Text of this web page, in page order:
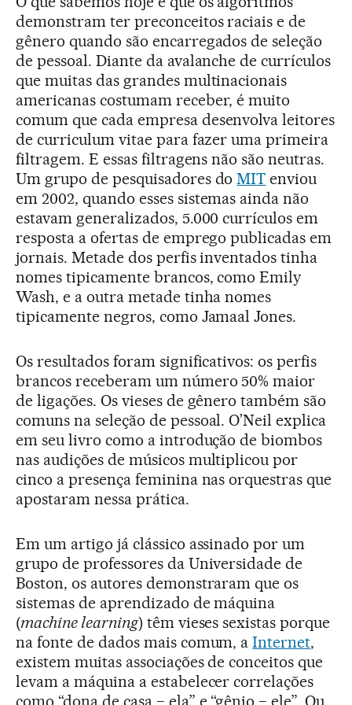
demonstram ter preconceitos raciais e de
gênero quando são encarregados de seleção
de pessoal. Diante da avalanche de currículos
que muitas das grandes multinacionais
americanas costumam receber, é muito
comum que cada empresa desenvolva leitores
de curriculum vitae para fazer uma primeira
filtragem. E essas filtragens não são neutras.
Um grupo de pesquisadores doMIT enviou
em 2002, quando esses sistemas ainda não
estavam generalizados, 5.000 currículos em
resposta a ofertas de emprego publicadas em
jornais. Metade dos perfis inventados tinha
nomes tipicamente brancos, como Emily
Wash, e a outra metade tinha nomes
tipicamente negros, como Jamaal Jones.
Os resultados foram significativos: os perfis
brancos receberam um número 50% maior
de ligações. Os vieses de gênero também são
comuns na seleção de pessoal. O’Neil explica
em seu livro como a introdução de biombos
nas audições de músicos multiplicou por
cinco a presença feminina nas orquestras que
apostaram nessa prática.
Em um artigo já clássico assinado por um
grupo de professores da Universidade de
Boston, os autores demonstraram que os
sistemas de aprendizado de máquina
(machine learning) têm vieses sexistas porque
na fonte de dados mais comum, aInternet,
existem muitas associações de conceitos que
levam a máquina a estabelecer correlações